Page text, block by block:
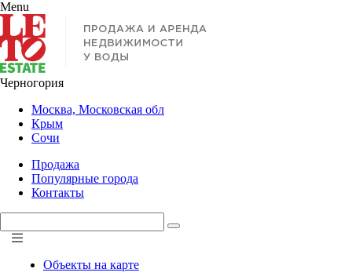
Menu
Черногория
Москва, Московская обл
Крым
Сочи
Продажа
Популярные города
Контакты
Объекты на карте